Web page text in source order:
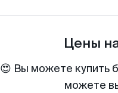
Цены
😍 Вы можете купить
можете